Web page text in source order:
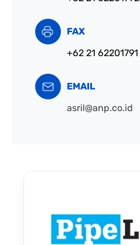
FAX
+62 21 62201791
EMAIL
asril@anp.co.id